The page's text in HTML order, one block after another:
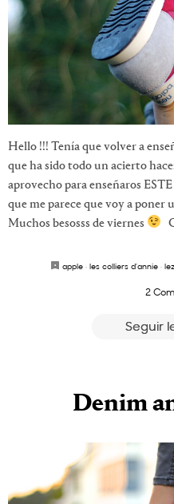
Hello !!! Tenía que volver a
que ha sido todo un acierto
aprovecho para enseñaros
que me parece que voy a poner
Muchos besosss de viernes
apple· les colliers d'annie·
2
Seguir
Denim